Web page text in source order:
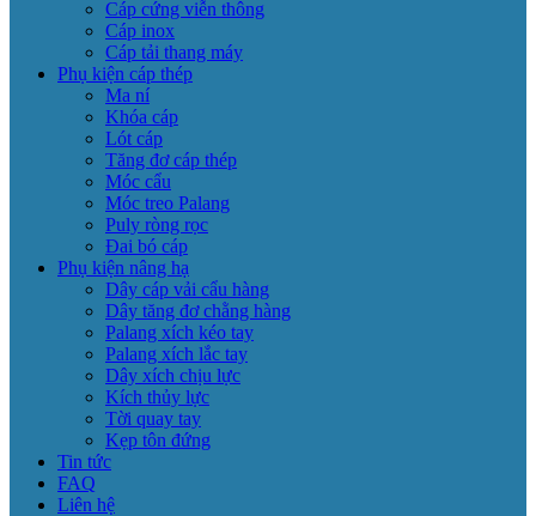
Cáp cứng viễn thông
Cáp inox
Cáp tải thang máy
Phụ kiện cáp thép
Ma ní
Khóa cáp
Lót cáp
Tăng đơ cáp thép
Móc cẩu
Móc treo Palang
Puly ròng rọc
Đai bó cáp
Phụ kiện nâng hạ
Dây cáp vải cẩu hàng
Dây tăng đơ chằng hàng
Palang xích kéo tay
Palang xích lắc tay
Dây xích chịu lực
Kích thủy lực
Tời quay tay
Kẹp tôn đứng
Tin tức
FAQ
Liên hệ